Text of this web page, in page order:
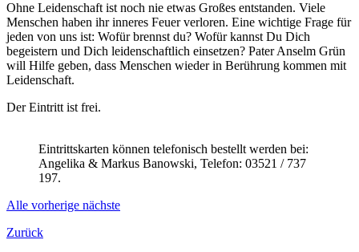
Ohne Leidenschaft ist noch nie etwas Großes entstanden. Viele
Menschen haben ihr inneres Feuer verloren. Eine wichtige Frage für
jeden von uns ist: Wofür brennst du? Wofür kannst Du Dich
begeistern und Dich leidenschaftlich einsetzen? Pater Anselm Grün
will Hilfe geben, dass Menschen wieder in Berührung kommen mit
Leidenschaft.
Der Eintritt ist frei.
Eintrittskarten können telefonisch bestellt werden bei:
Angelika & Markus Banowski, Telefon: 03521 / 737
197.
Alle vorherige nächste
Zurück